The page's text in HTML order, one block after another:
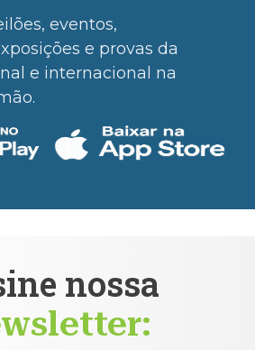
eventos,
e provas da
e internacional na
nossa